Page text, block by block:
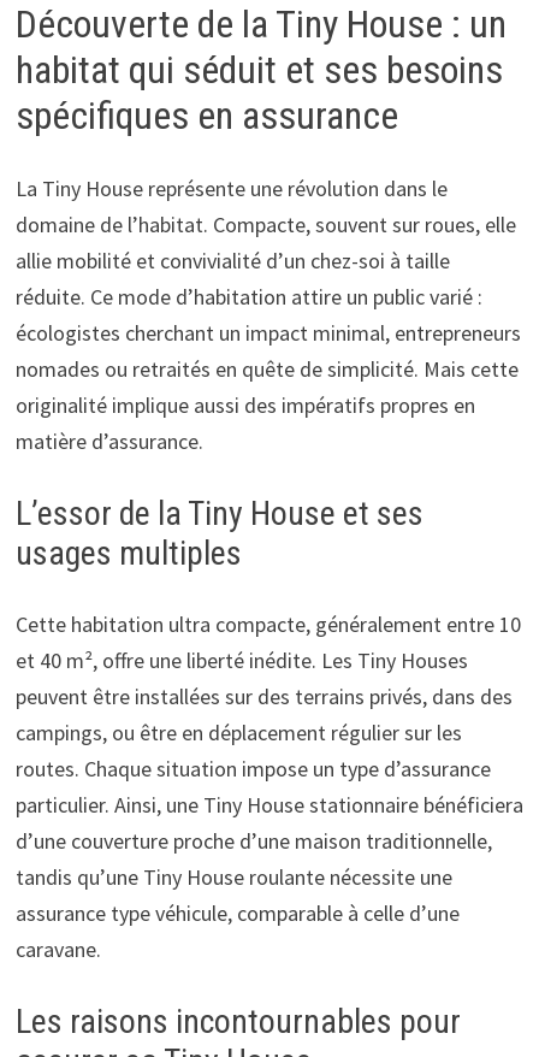
Découverte de la Tiny House : un
habitat qui séduit et ses besoins
spécifiques en assurance
La Tiny House représente une révolution dans le
domaine de l’habitat. Compacte, souvent sur roues, elle
allie mobilité et convivialité d’un chez-soi à taille
réduite. Ce mode d’habitation attire un public varié :
écologistes cherchant un impact minimal, entrepreneurs
nomades ou retraités en quête de simplicité. Mais cette
originalité implique aussi des impératifs propres en
matière d’assurance.
L’essor de la Tiny House et ses
usages multiples
Cette habitation ultra compacte, généralement entre 10
et 40 m², offre une liberté inédite. Les Tiny Houses
peuvent être installées sur des terrains privés, dans des
campings, ou être en déplacement régulier sur les
routes. Chaque situation impose un type d’assurance
particulier. Ainsi, une Tiny House stationnaire bénéficiera
d’une couverture proche d’une maison traditionnelle,
tandis qu’une Tiny House roulante nécessite une
assurance type véhicule, comparable à celle d’une
caravane.
Les raisons incontournables pour